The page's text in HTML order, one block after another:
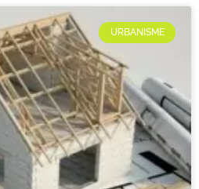
URBANISME